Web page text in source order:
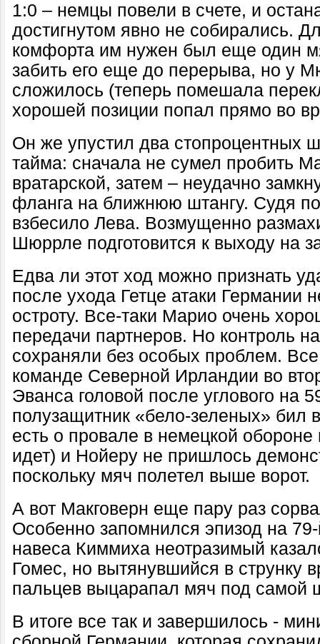
1:0 – немцы повели в счете, и
достигнутом явно не собирались.
комфорта им нужен был еще один
забить его еще до перерыва, но у
сложилось (теперь помешала
хорошей позиции попал прямо во
Он же упустил два стопроцентных
тайма: сначала не сумел пробить
вратарской, затем – неудачно
фланга на ближнюю штангу. Судя
взбесило Лева. Возмущенно
Шюррле подготовится к выходу на
Едва ли этот ход можно признать
после ухода Гетце атаки Германии
остроту. Все-таки Марио очень
передачи партнеров. Но контроль
сохраняли без особых проблем.
команде Северной Ирландии во
Эванса головой после углового на
полузащитник «бело-зеленых» бил
есть о провале в немецкой
идет) и Нойеру не пришлось
поскольку мяч полетел выше ворот.
А вот Макговерн еще пару раз
Особенно запомнился эпизод на
навеса Киммиха неотразимый
Гомес, но вытянувшийся в струнку
пальцев выцарапал мяч под самой
В итоге все так и завершилось -